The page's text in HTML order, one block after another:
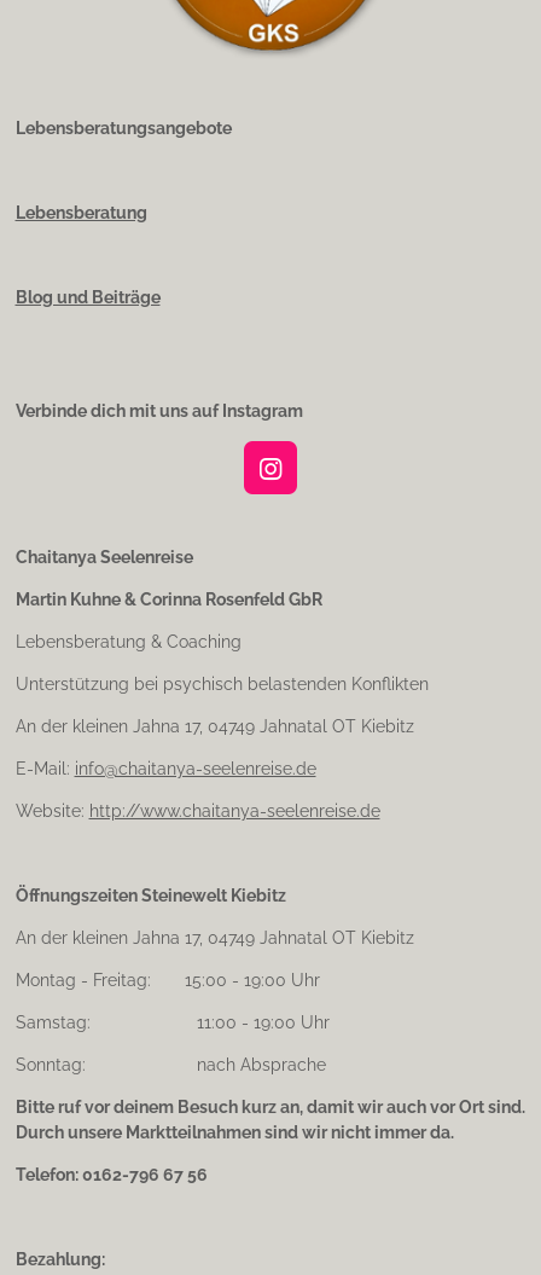
Lebensberatungsangebote
Lebensberatung
Blog und Beiträge
Verbinde dich mit uns auf Instagram
I
g
m
Chaitanya Seelenreise
Martin Kuhne & Corinna Rosenfeld GbR
Lebensberatung & Coaching
Unterstützung bei psychisch belastenden Konflikten
An der kleinen Jahna 17, 04749 Jahnatal OT Kiebitz
E-Mail: info@chaitanya-seelenreise.de
Website: http://www.chaitanya-seelenreise.de
Öffnungszeiten Steinewelt Kiebitz
An der kleinen Jahna 17, 04749 Jahnatal OT Kiebitz
Montag - Freitag: 15:00 - 19:00 Uhr
Samstag: 11:00 - 19:00 Uhr
Sonntag: nach Absprache
Bitte ruf vor deinem Besuch kurz an, damit wir auch vor Ort sind.
Durch unsere Marktteilnahmen sind wir nicht immer da.
Telefon: 0162-796 67 56
Bezahlung: